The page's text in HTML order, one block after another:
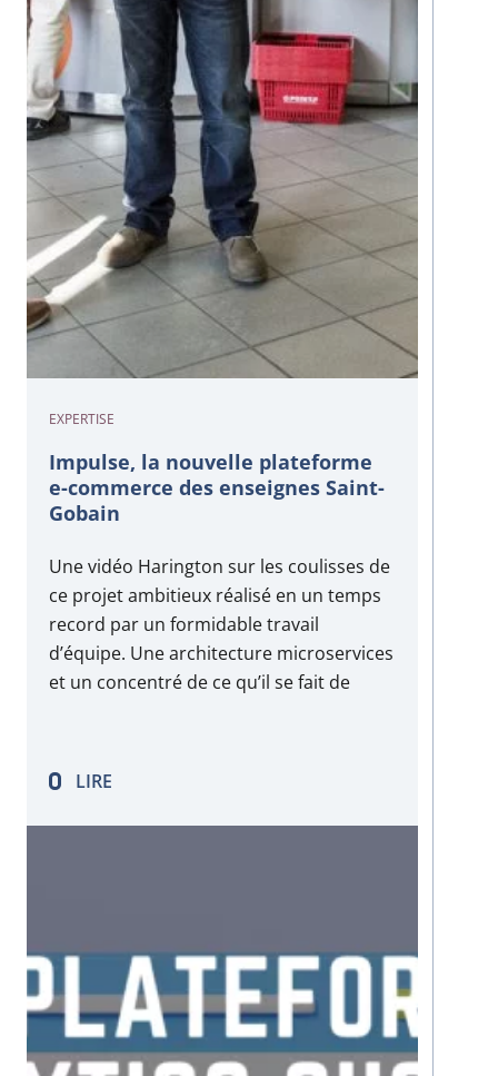
EXPERTISE
Impulse, la nouvelle plateforme
e-commerce des enseignes Saint-
Gobain
Une vidéo Harington sur les coulisses de
ce projet ambitieux réalisé en un temps
record par un formidable travail
d’équipe. Une architecture microservices
et un concentré de ce qu’il se fait de
System et UX/UI, MVP, Agilité, DevOps,
CI/CD, SDK Harington, Drupal…
LIRE